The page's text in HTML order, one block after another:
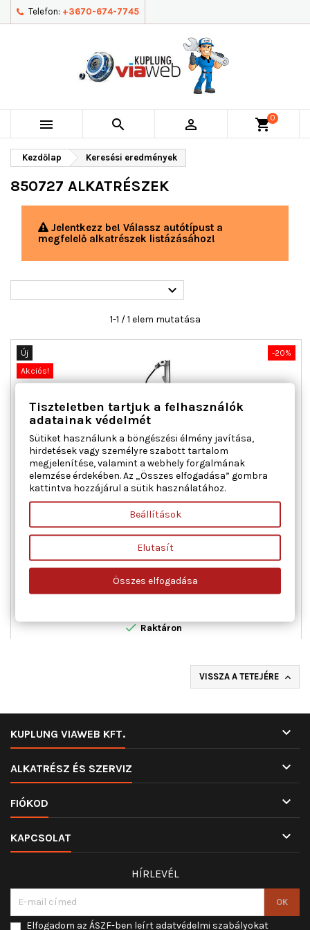
Telefon: +3670-674-7745
   shopping_cart0
Kezdőlap Keresési eredmények
850727 ALKATRÉSZEK
Jelentkezz be! Válassz autótípust a
megfelelő alkatrészek listázásához!

1-1 / 1 elem mutatása
-20%
Új
Akciós!
MAGNETI MARELLI 350103736000 ABLAKEMELŐ JOBB ELSŐ
CITROËN FIAT PEUGEOT
Ajtók száma : 2, Beépítési oldal : jobb első, Kiegészítő
cikk/kiegészítő info : Villanymotor nélkül, Működési mód :
elektromos, Páros cikkszám : 350103735000
Ár
28 101 FtNormál
35 127 Ft
Raktáron
VISSZA A TETEJÉRE 
KUPLUNG VIAWEB KFT. 
ALKATRÉSZ ÉS SZERVIZ 
FIÓKOD 
KAPCSOLAT 
HÍRLEVÉL
Elfogadom az ÁSZF-ben leírt adatvédelmi szabályokat
Tiszteletben tartjuk a felhasználók
adatainak védelmét
Sütiket használunk a böngészési élmény javítása,
hirdetések vagy személyre szabott tartalom
megjelenítése, valamint a webhely forgalmának
elemzése érdekében. Az „Összes elfogadása” gombra
kattintva hozzájárul a sütik használatához.
Beállítások
Elutasít
Összes elfogadása